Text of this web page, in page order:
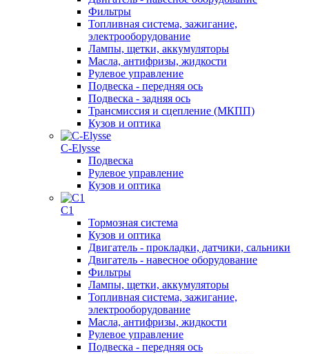
Фильтры
Топливная система, зажигание,
электрооборудование
Лампы, щетки, аккумуляторы
Масла, антифризы, жидкости
Рулевое управление
Подвеска - передняя ось
Подвеска - задняя ось
Трансмиссия и сцепление (МКПП)
Кузов и оптика
C-Elysse
Подвеска
Рулевое управление
Кузов и оптика
C1
Тормозная система
Кузов и оптика
Двигатель - прокладки, датчики, сальники
Двигатель - навесное оборудование
Фильтры
Лампы, щетки, аккумуляторы
Топливная система, зажигание,
электрооборудование
Масла, антифризы, жидкости
Рулевое управление
Подвеска - передняя ось